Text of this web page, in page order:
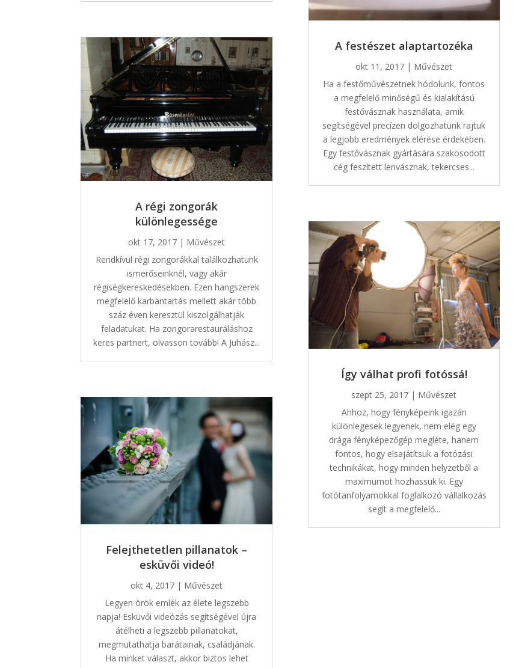
A régi zongorák
különlegessége
okt 17, 2017 | Művészet
Rendkívül régi zongorákkal találkozhatunk
ismerőseinknél, vagy akár
régiségkereskedésekben. Ezen hangszerek
megfelelő karbantartás mellett akár több
száz éven keresztül kiszolgálhatják
feladatukat. Ha zongorarestauráláshoz
keres partnert, olvasson tovább! A Juhász...
Felejthetetlen pillanatok –
esküvői videó!
okt 4, 2017 | Művészet
Legyen örök emlék az élete legszebb
napja! Esküvői videózás segítségével újra
átélheti a legszebb pillanatokat,
megmutathatja barátainak, családjának.
Ha minket választ, akkor biztos lehet
A festészet alaptartozéka
okt 11, 2017 | Művészet
Ha a festőművészetnek hódolunk, fontos
a megfelelő minőségű és kialakítású
festővásznak használata, amik
segítségével precízen dolgozhatunk rajtuk
a legjobb eredmények elérése érdekében.
Egy festővásznak gyártására szakosodott
cég feszített lenvásznak, tekercses...
Így válhat profi fotóssá!
szept 25, 2017 | Művészet
Ahhoz, hogy fényképeink igazán
különlegesek legyenek, nem elég egy
drága fényképezőgép megléte, hanem
fontos, hogy elsajátítsuk a fotózási
technikákat, hogy minden helyzetből a
maximumot hozhassuk ki. Egy
fotótanfolyamokkal foglalkozó vállalkozás
segít a megfelelő...